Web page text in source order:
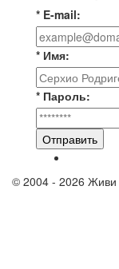
* E-mail:
* Имя:
* Пароль:
Отправить
© 2004 - 2026 Живи